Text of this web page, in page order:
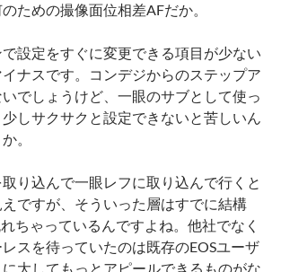
ための撮像面位相差AFだか。
設定をすぐに変更できる項目が少ない
ナスです。コンデジからのステップア
でしょうけど、一眼のサブとして使っ
しサクサクと設定できないと苦しいん
。
り込んで一眼レフに取り込んで行くと
ですが、そういった層はすでに結構
ちゃっているんですよね。他社でなく
スを待っていたのは既存のEOSユーザ
大してもっとアピールできるものがな